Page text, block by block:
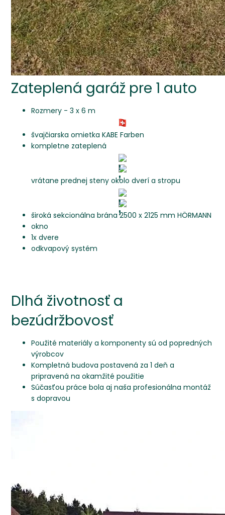
Zateplená garáž pre 1 auto
Rozmery - 3 x 6 m
švajčiarska omietka KABE Farben
kompletne zateplená
vrátane prednej steny okolo dverí a stropu
široká sekcionálna brána 2500 x 2125 mm HÖRMANN
okno
1x dvere
odkvapový systém
Dlhá životnosť a
bezúdržbovosť
Použité materiály a komponenty sú od popredných
výrobcov
Kompletná budova postavená za 1 deň a
pripravená na okamžité použitie
Súčasťou práce bola aj naša profesionálna montáž
s dopravou